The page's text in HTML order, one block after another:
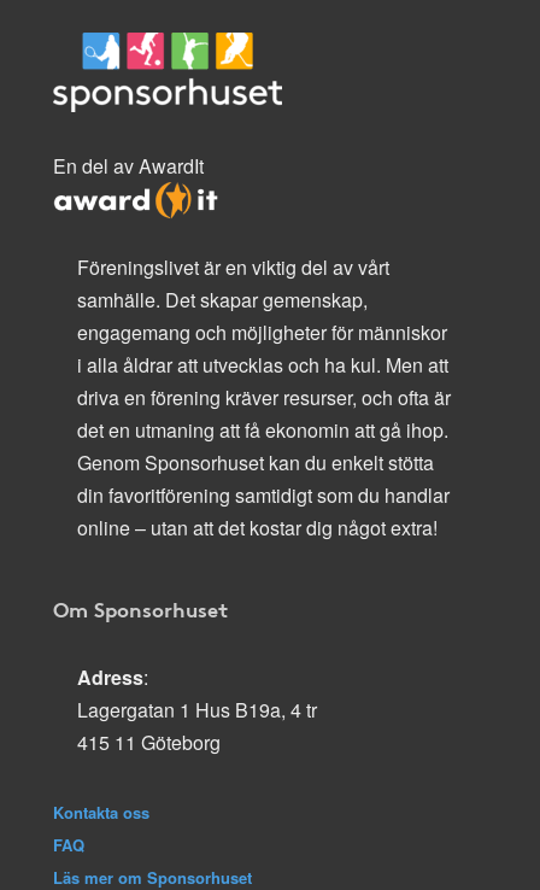
En del av AwardIt
Föreningslivet är en viktig del av vårt
samhälle. Det skapar gemenskap,
engagemang och möjligheter för människor
i alla åldrar att utvecklas och ha kul. Men att
driva en förening kräver resurser, och ofta är
det en utmaning att få ekonomin att gå ihop.
Genom Sponsorhuset kan du enkelt stötta
din favoritförening samtidigt som du handlar
online – utan att det kostar dig något extra!
Om Sponsorhuset
Adress:
Lagergatan 1 Hus B19a, 4 tr
415 11 Göteborg
Kontakta oss
FAQ
Läs mer om Sponsorhuset